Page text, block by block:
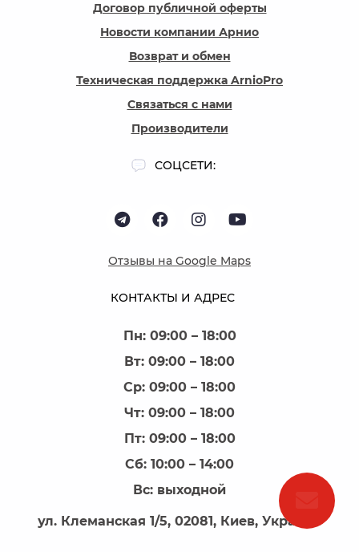
КОНТАКТЫ И АДРЕС
Пн: 09:00 – 18:00
Вт: 09:00 – 18:00
Ср: 09:00 – 18:00
Чт: 09:00 – 18:00
Пт: 09:00 – 18:00
Сб: 10:00 – 14:00
Вс: выходной
ул. Клеманская 1/5, 02081, Киев, Украина
Договор публичной оферты
Новости компании Арнио
Возврат и обмен
Техническая поддержка ArnioPro
Связаться с нами
Производители
СОЦСЕТИ:
Отзывы на Google Maps